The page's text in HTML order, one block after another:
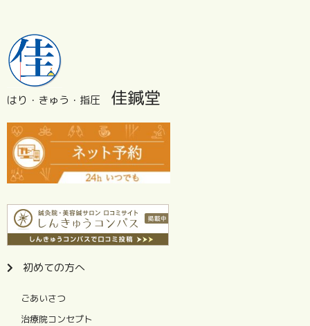
はり・きゅう・指圧 佳鍼堂
初めての方へ
ごあいさつ
治療院コンセプト